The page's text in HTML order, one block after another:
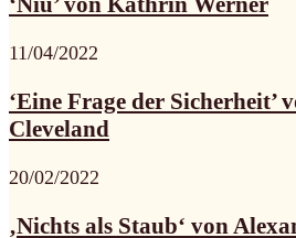
11/04/2022
‘Eine Frage der Sicherheit’
Cleveland
20/02/2022
‚Nichts als Staub‘ von